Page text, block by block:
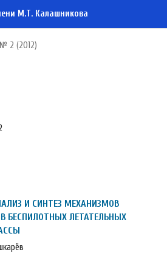
М.Т. Калашникова
№ 2 (2012)
И СИНТЕЗ МЕХАНИЗМОВ
БЕСПИЛОТНЫХ ЛЕТАТЕЛЬНЫХ